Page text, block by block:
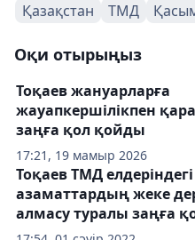
Қазақстан ТМД
Оқи отырыңыз
17:21, 19 мамыр 2026
Тоқаев жануарларға
жауапкершілікпен
заңға қол қойды
Тоқаев ТМД елдеріндегі
азаматтардың жеке
алмасу туралы заңға